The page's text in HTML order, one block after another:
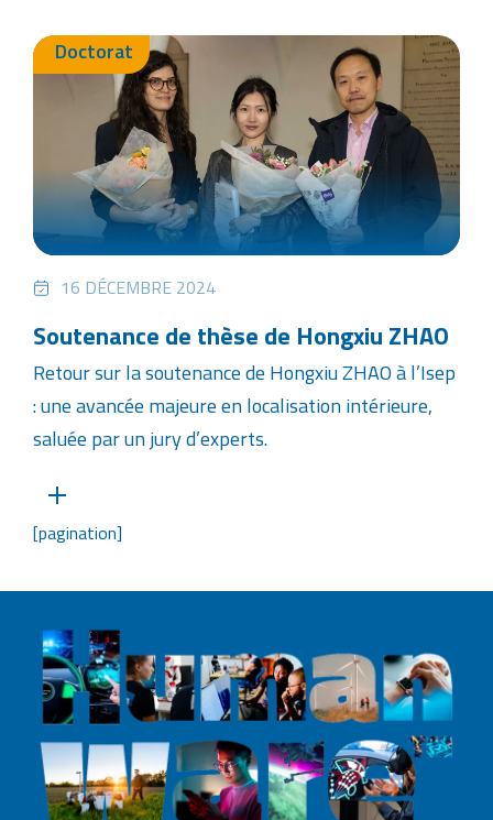
Doctorat
16 DÉCEMBRE 2024
Soutenance de thèse de Hongxiu ZHAO
Retour sur la soutenance de Hongxiu ZHAO à l’Isep
: une avancée majeure en localisation intérieure,
saluée par un jury d’experts.
[pagination]